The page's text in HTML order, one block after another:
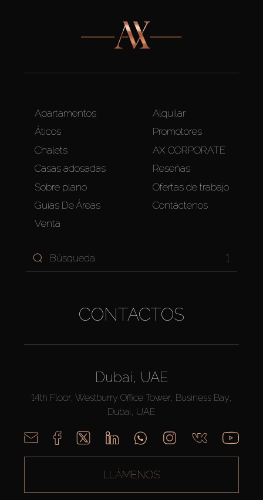
Apartamentos
Áticos
Chalets
Casas adosadas
Sobre plano
Guías De Áreas
Venta
Alquilar
Promotores
AX CORPORATE
Reseñas
Ofertas de trabajo
Contáctenos
1
CONTACTOS
Dubai, UAE
14th Floor, Westburry Office Tower, Business Bay,
Dubai, UAE
LLÁMENOS